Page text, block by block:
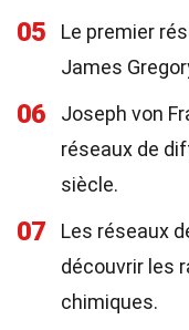
05
Le premier
James
06
Joseph von
réseaux de
siècle.
07
Les réseaux
découvrir les
chimiques.